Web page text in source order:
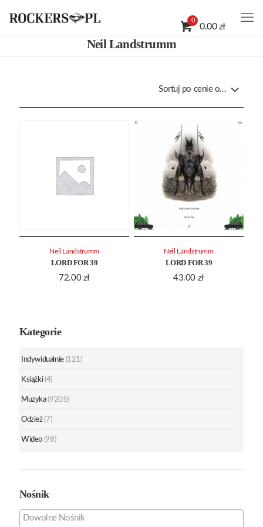
0
0.00 zł
Neil Landstrumm
LORD FOR 39
72.00 zł
Neil Landstrumm
LORD FOR 39
43.00 zł
Neil Landstrumm
Kategorie
Indywidualnie (121)
Książki (4)
Muzyka (9205)
Odzież (7)
Wideo (98)
Nośnik